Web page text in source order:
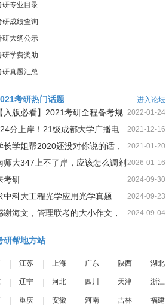
研专业目录
研成绩查询
研大纲公示
研学费奖助
研真题汇总
考研热门话题
进入论坛
2022-01-24
【入版必看】2021考研全程备考规
！
2021-12-16
分上岸！21级成都大学广播电
第1名三跨二战上岸经
2021-01-20
长学姐帮2020还没对你说的话，
天这就告诉你
2026-01-16
师大347上不了岸，应该怎么调剂
2024-09-30
考研
2024-09-23
中科大工程光学应用光学真题
2024-09-04
谢海文，管理联考的大小作文，
研帮地方站
江苏 上海 广东 陕西 湖北
辽宁 河北 四川 天津 浙江
重庆 安徽 河南 吉林 福建